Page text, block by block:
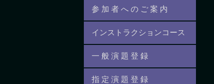
参 加 者 へ の ご 案 内
インストラクションコース
一 般 演 題 登 録
指 定 演 題 登 録